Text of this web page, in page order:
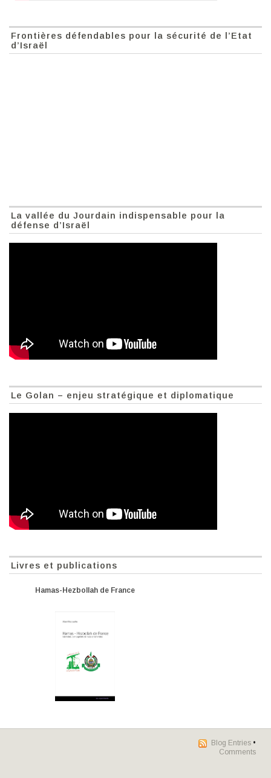
Frontières défendables pour la sécurité de l’Etat
d’Israël
La vallée du Jourdain indispensable pour la
défense d’Israël
Le Golan – enjeu stratégique et diplomatique
Livres et publications
Hamas-Hezbollah de France
Blog Entries •
Comments